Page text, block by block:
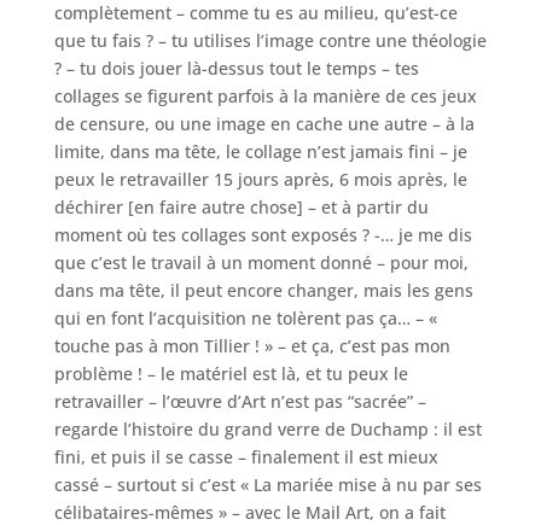
complètement – comme tu es au milieu, qu’est-ce
que tu fais ? – tu utilises l’image contre une théologie
? – tu dois jouer là-dessus tout le temps – tes
collages se figurent parfois à la manière de ces jeux
de censure, ou une image en cache une autre – à la
limite, dans ma tête, le collage n’est jamais fini – je
peux le retravailler 15 jours après, 6 mois après, le
déchirer [en faire autre chose] – et à partir du
moment où tes collages sont exposés ? -… je me dis
que c’est le travail à un moment donné – pour moi,
dans ma tête, il peut encore changer, mais les gens
qui en font l’acquisition ne tolèrent pas ça… – «
touche pas à mon Tillier ! » – et ça, c’est pas mon
problème ! – le matériel est là, et tu peux le
retravailler – l’œuvre d’Art n’est pas “sacrée” –
regarde l’histoire du grand verre de Duchamp : il est
fini, et puis il se casse – finalement il est mieux
cassé – surtout si c’est « La mariée mise à nu par ses
célibataires-mêmes » – avec le Mail Art, on a fait